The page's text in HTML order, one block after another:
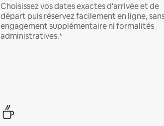
Choisissez vos dates exactes d'arrivée et de
départ puis réservez facilement en ligne,
engagement supplémentaire ni formalités
administratives.*